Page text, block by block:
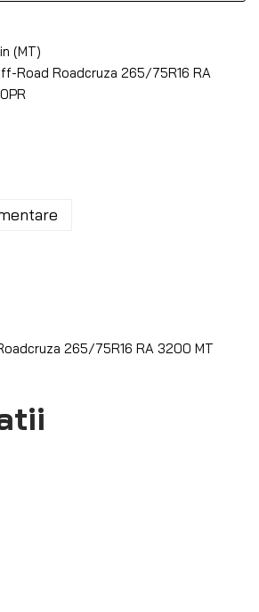
(MT)
Road Roadcruza 265/75R16 RA
265/75R16 RA 3200 MT